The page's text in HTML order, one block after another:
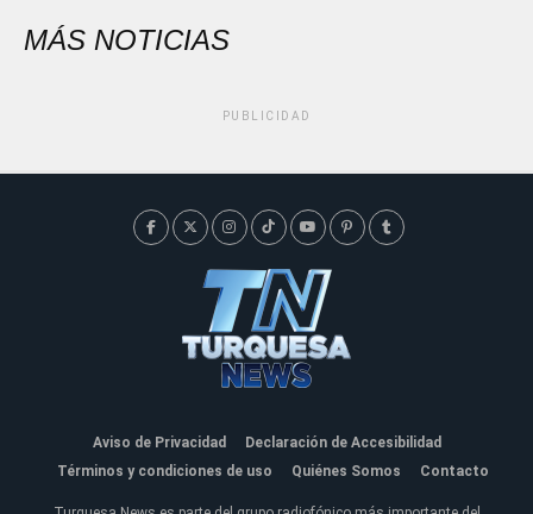
MÁS NOTICIAS
PUBLICIDAD
Aviso de Privacidad
Declaración de Accesibilidad
Términos y condiciones de uso
Quiénes Somos Contacto